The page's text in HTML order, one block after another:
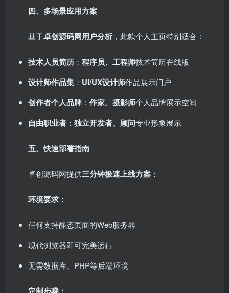
四、多场景应用方案
基于卓创源码网用户分析 ，此款个人主页特别适合：
技术人员简历 ： 程序员、工程师技术简历在线版
设计师作品集 ： UI/UX设计师作品展示门户
创作者个人品牌 ： 作家、摄影师个人品牌展示空间
自由职业者 ： 独立开发者、顾问专业形象展示
五、快速部署指南
卓创源码网提供三分钟极速上线方案 ：
环境要求：
任何支持静态页面的Web服务器
现代浏览器即可完美运行
无需数据库、PHP等后端环境